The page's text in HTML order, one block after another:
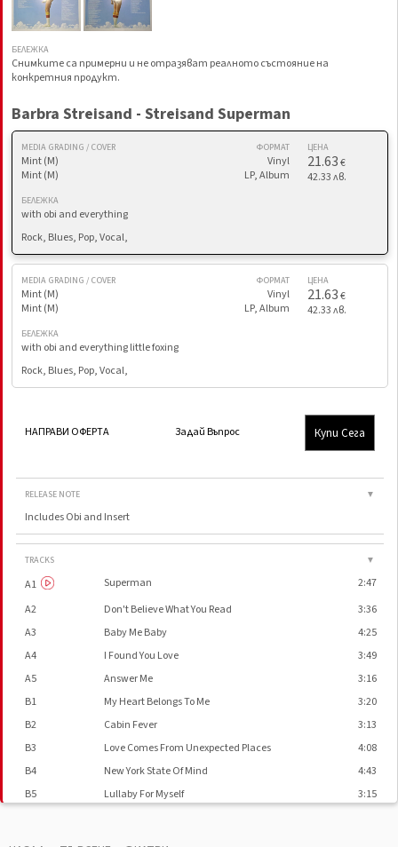
БЕЛЕЖКА
Снимките са примерни и не отразяват реалното състояние на
конкретния продукт.
Barbra Streisand - Streisand Superman
MEDIA GRADING / COVER
Mint (M)
Mint (M)
ФОРМАТ
Vinyl
LP, Album
ЦЕНА
21.63€
42.33 лв.
БЕЛЕЖКА
with obi and everything
Rock, Blues, Pop, Vocal,
MEDIA GRADING / COVER
Mint (M)
Mint (M)
ФОРМАТ
Vinyl
LP, Album
ЦЕНА
21.63€
42.33 лв.
БЕЛЕЖКА
with obi and everything little foxing
Rock, Blues, Pop, Vocal,
НАПРАВИ ОФЕРТА Задай Въпрос Купи Сега
RELEASE NOTE ▼
Includes Obi and Insert
TRACKS ▼
A1 Superman
2:47
A2
Don't Believe What You Read
3:36
A3
Baby Me Baby
4:25
A4
I Found You Love
3:49
A5
Answer Me
3:16
B1
My Heart Belongs To Me
3:20
B2
Cabin Fever
3:13
B3
Love Comes From Unexpected Places
4:08
B4
New York State Of Mind
4:43
B5
Lullaby For Myself 3:15